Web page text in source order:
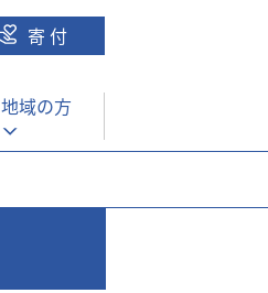
寄付
地域の方